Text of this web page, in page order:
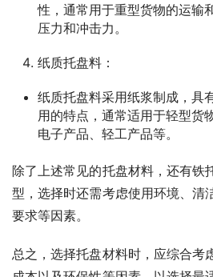
性，通常用于重型货物的运输
压力和冲击力。
纸质托盘料：
纸质托盘料采用纸浆制成，具
用的特点，通常适用于轻型货
电子产品、轻工产品等。
除了上述常见的托盘材料，还有铁
型，选择时还需考虑使用环境、清
要求等因素。
总之，选择托盘材料时，应综合考